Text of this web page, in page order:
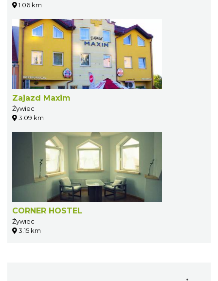
1.06 km
Zajazd Maxim
Żywiec
3.09 km
CORNER HOSTEL
Żywiec
3.15 km